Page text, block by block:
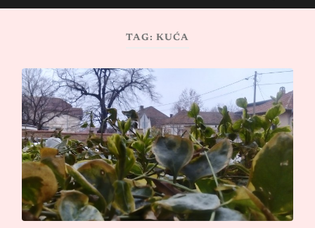
mobile
TAG: KUĆA